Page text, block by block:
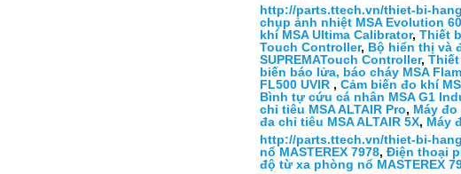
http://parts.ttech.vn/thiet-bi-
chụp ảnh nhiệt MSA Evolution
khí MSA Ultima Calibrator, Thiết
Touch Controller, Bộ hiển thị và
SUPREMATouch Controller, Thiết
biến báo lửa, báo cháy MSA
FL500 UVIR , Cảm biến đo khí
Bình tự cứu cá nhân MSA G1
chỉ tiêu MSA ALTAIR Pro, Máy đo
đa chỉ tiêu MSA ALTAIR 5X, Máy
http://parts.ttech.vn/thiet-bi-
nổ MASTEREX 7978, Điện thoại
độ từ xa phòng nổ MASTEREX